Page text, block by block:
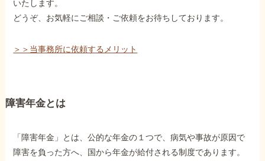
いたします。
どうぞ、お気軽にご相談・ご依頼をお待ちしております。
＞＞当事務所に依頼するメリット
障害年金とは
「障害年金」とは、公的な年金の１つで、病気や事故が原因で
障害を負った方へ、国から年金が給付される制度であります。